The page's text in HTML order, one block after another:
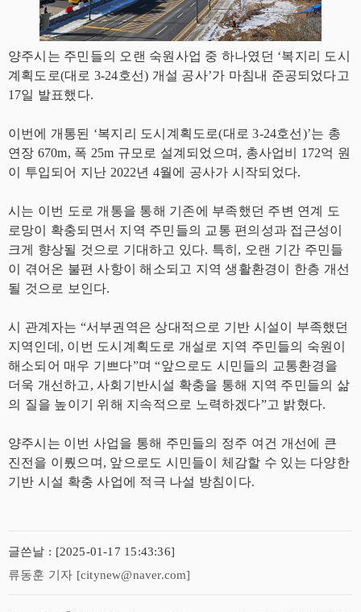
양주시는 주민들의 오랜 숙원사업 중 하나였던 ‘복지리 도시
계획도로(대로 3-24호선) 개설 공사’가 마침내 준공되었다고
17일 발표했다.
이번에 개통된 ‘복지리 도시계획도로(대로 3-24호선)’는 총
연장 670m, 폭 25m 규모로 설계되었으며, 총사업비 172억 원
이 투입되어 지난 2022년 4월에 공사가 시작되었다.
시는 이번 도로 개통을 통해 기존에 부족했던 주변 연계 도
로망이 확충되면서 지역 주민들의 교통 편의성과 접근성이
크게 향상될 것으로 기대하고 있다. 특히, 오랜 기간 주민들
이 겪어온 불편 사항이 해소되고 지역 생활환경이 한층 개선
될 것으로 보인다.
시 관계자는 “서부권역은 상대적으로 기반 시설이 부족했던
지역인데, 이번 도시계획도로 개설로 지역 주민들의 숙원이
해소되어 매우 기쁘다”며 “앞으로도 시민들의 교통환경을
더욱 개선하고, 사회기반시설 확충을 통해 지역 주민들의 삶
의 질을 높이기 위해 지속적으로 노력하겠다”고 밝혔다.
양주시는 이번 사업을 통해 주민들의 정주 여건 개선에 큰
진전을 이뤘으며, 앞으로도 시민들이 체감할 수 있는 다양한
기반 시설 확충 사업에 적극 나설 방침이다.
글쓴날 : [2025-01-17 15:43:36]
류동훈 기자 [citynew@naver.com]